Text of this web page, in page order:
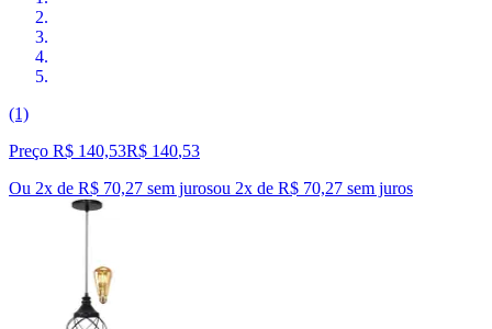
(1)
Preço R$ 140,53R$ 140,53
Ou 2x de R$ 70,27 sem jurosou 2x de R$ 70,27 sem juros